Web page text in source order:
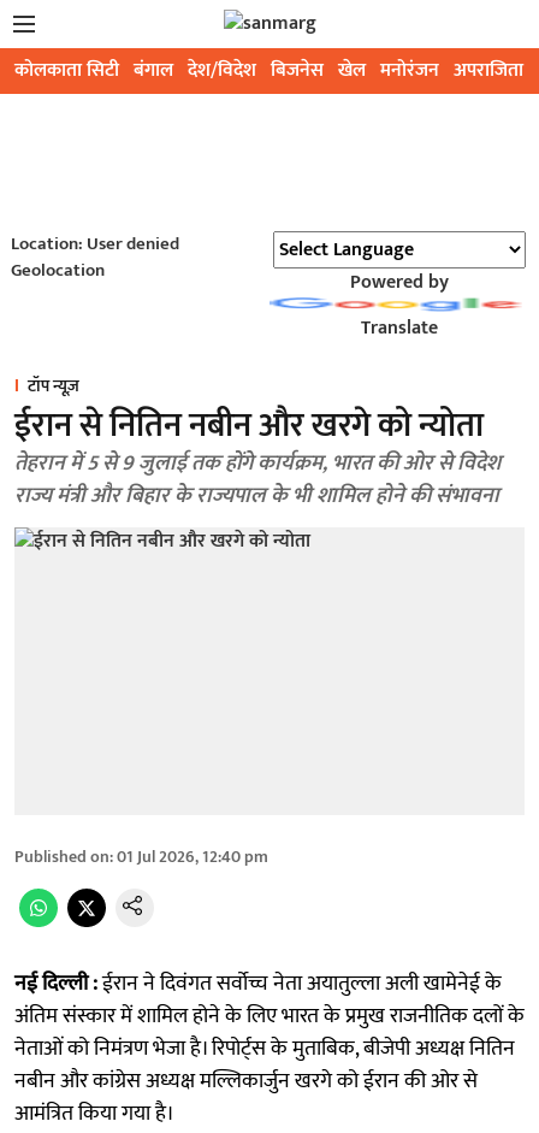
कोलकाता सिटी बंगाल देश/विदेश बिजनेस खेल मनोरंजन अपराजिता
Location: User denied
Geolocation
Powered by
Translate
टॉप न्यूज़
ईरान से नितिन नबीन और खरगे को न्योता
तेहरान में 5 से 9 जुलाई तक होंगे कार्यक्रम, भारत की ओर से विदेश
राज्य मंत्री और बिहार के राज्यपाल के भी शामिल होने की संभावना
Published on:01 Jul 2026, 12:40 pm
नई दिल्ली :ईरान ने दिवंगत सर्वोच्च नेता अयातुल्ला अली खामेनेई के
अंतिम संस्कार में शामिल होने के लिए भारत के प्रमुख राजनीतिक दलों के
नेताओं को निमंत्रण भेजा है। रिपोर्ट्स के मुताबिक, बीजेपी अध्यक्ष नितिन
नबीन और कांग्रेस अध्यक्ष मल्लिकार्जुन खरगे को ईरान की ओर से
आमंत्रित किया गया है।